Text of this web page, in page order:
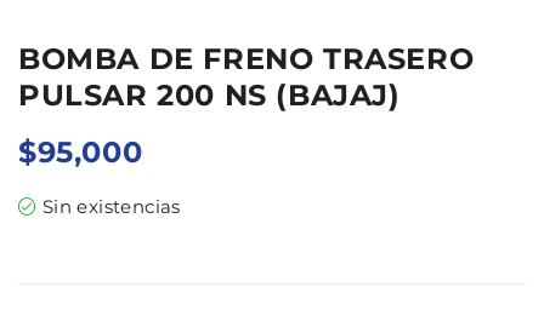
BOMBA DE FRENO TRASERO
PULSAR 200 NS (BAJAJ)
$95,000
Sin existencias